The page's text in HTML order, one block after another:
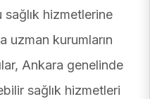
sağlık hizmetlerine
uzman kurumların
Ankara genelinde
sağlık hizmetleri